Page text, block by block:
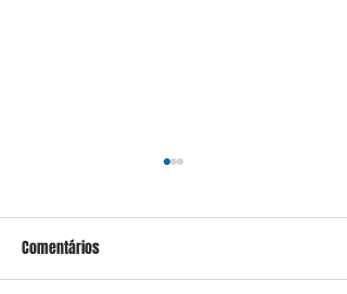
Comentários